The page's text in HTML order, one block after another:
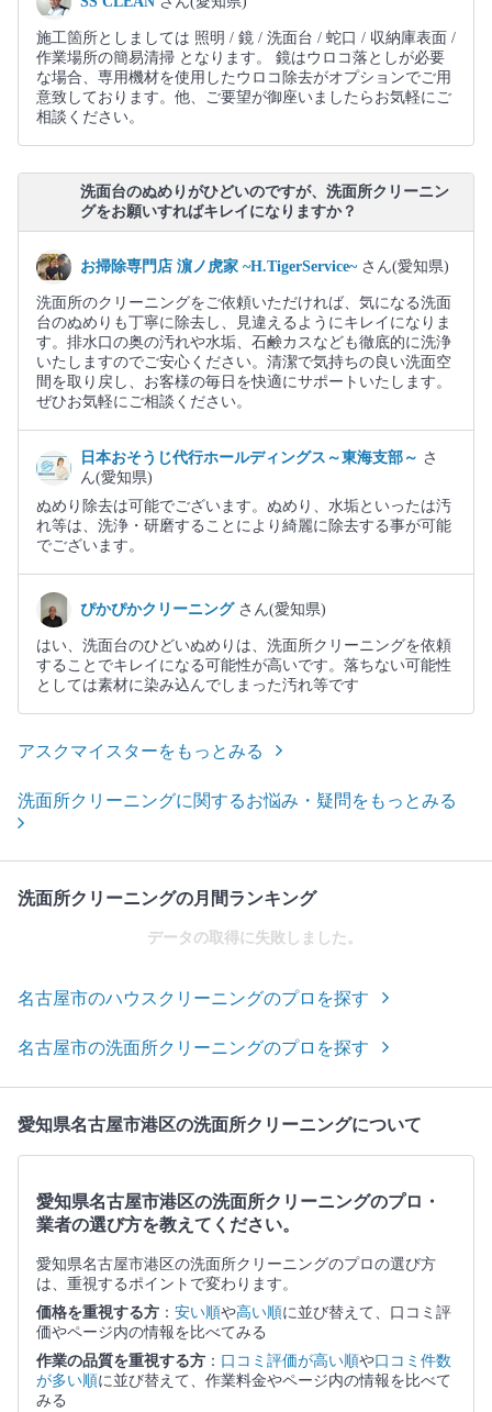
施工箇所としましては 照明 / 鏡 / 洗面台 / 蛇口 / 収納庫表面 /
作業場所の簡易清掃 となります。 鏡はウロコ落としが必要
な場合、専用機材を使用したウロコ除去がオプションでご用
意致しております。他、ご要望が御座いましたらお気軽にご
相談ください。
洗面台のぬめりがひどいのですが、洗面所クリーニン
グをお願いすればキレイになりますか？
お掃除専門店 濵ノ虎家 ~H.TigerService~ さん(愛知県)
洗面所のクリーニングをご依頼いただければ、気になる洗面
台のぬめりも丁寧に除去し、見違えるようにキレイになりま
す。排水口の奥の汚れや水垢、石鹸カスなども徹底的に洗浄
いたしますのでご安心ください。清潔で気持ちの良い洗面空
間を取り戻し、お客様の毎日を快適にサポートいたします。
ぜひお気軽にご相談ください。
日本おそうじ代行ホールディングス～東海支部～ さ
ん(愛知県)
ぬめり除去は可能でございます。ぬめり、水垢といったは汚
れ等は、洗浄・研磨することにより綺麗に除去する事が可能
でございます。
ぴかぴかクリーニング さん(愛知県)
はい、洗面台のひどいぬめりは、洗面所クリーニングを依頼
することでキレイになる可能性が高いです。落ちない可能性
としては素材に染み込んでしまった汚れ等です
アスクマイスターをもっとみる
洗面所クリーニングに関するお悩み・疑問をもっとみる
洗面所クリーニングの月間ランキング
データの取得に失敗しました。
名古屋市のハウスクリーニングのプロを探す
名古屋市の洗面所クリーニングのプロを探す
愛知県名古屋市港区の洗面所クリーニングについて
愛知県名古屋市港区の洗面所クリーニングのプロ・
業者の選び方を教えてください。
愛知県名古屋市港区の洗面所クリーニングのプロの選び方
は、重視するポイントで変わります。
価格を重視する方 ： 安い順や高い順に並び替えて、口コミ評
価やページ内の情報を比べてみる
作業の品質を重視する方 ： 口コミ評価が高い順や口コミ件数
が多い順に並び替えて、作業料金やページ内の情報を比べて
みる